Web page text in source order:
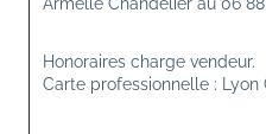
Armelle Chandelier au 06 88
Honoraires charge vendeur.
Carte professionnelle : Lyon